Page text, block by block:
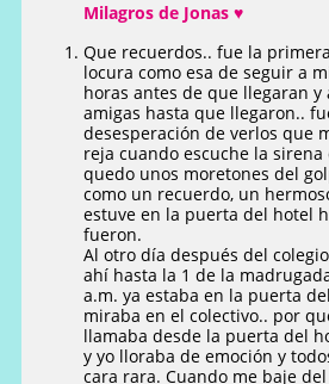
Milagros de Jonas ♥
Que recuerdos.. fue la
locura como esa de seguir a
horas antes de que llegaran y
amigas hasta que llegaron..
desesperación de verlos que
reja cuando escuche la
quedo unos moretones del
como un recuerdo, un
estuve en la puerta del hotel
fueron.
Al otro día después del
ahí hasta la 1 de la
a.m. ya estaba en la puerta
miraba en el colectivo.. por
llamaba desde la puerta del
y yo lloraba de emoción y
cara rara. Cuando me baje